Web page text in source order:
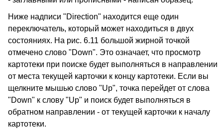
Ниже надписи "Direction" находится еще один
переключатель, который может находиться в двух
состояниях. На рис. 6.11 большой жирной точкой
отмечено слово "Down". Это означает, что просмотр
картотеки при поиске будет выполняться в направлении
от места текущей карточки к концу картотеки. Если вы
щелкните мышью слово "Up", точка перейдет от слова
"Down" к слову "Up" и поиск будет выполняться в
обратном направлении - от текущей карточки к началу
картотеки.